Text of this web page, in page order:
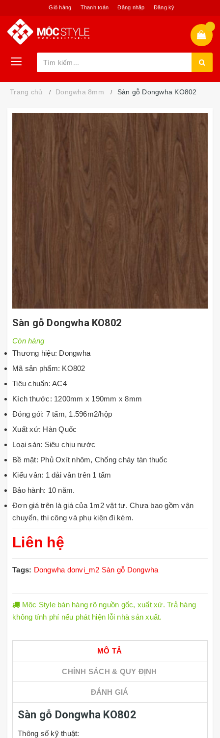
Giỏ hàng Thanh toán Đăng nhập Đăng ký
Trang chủ Dongwha 8mm Sàn gỗ Dongwha KO802
Sàn gỗ Dongwha KO802
Còn hàng
Thương hiệu: Dongwha
Mã sản phẩm: KO802
Tiêu chuẩn: AC4
Kích thước: 1200mm x 190mm x 8mm
Đóng gói: 7 tấm, 1.596m2/hộp
Xuất xứ: Hàn Quốc
Loại sàn: Siêu chịu nước
Bề mặt: Phủ Oxít nhôm, Chống cháy tàn thuốc
Kiểu vân: 1 dải vân trên 1 tấm
Bảo hành: 10 năm.
Đơn giá trên là giá của 1m2 vật tư. Chưa bao gồm vận
chuyển, thi công và phụ kiện đi kèm.
Liên hệ
Tags: Dongwha donvi_m2 Sàn gỗ Dongwha
Mộc Style bán hàng rõ nguồn gốc, xuất xứ. Trả hàng
không tính phí nếu phát hiện lỗi nhà sản xuất.
MÔ TẢ
CHÍNH SÁCH & QUY ĐỊNH
ĐÁNH GIÁ
Sàn gỗ Dongwha KO802
Thông số kỹ thuật: